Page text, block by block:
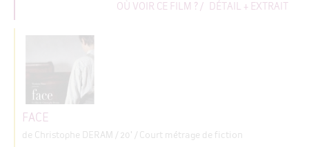
OÙ VOIR CE FILM ? / DÉTAIL + EXTRAIT
FACE
de Christophe DERAM / 20' / Court métrage de fiction